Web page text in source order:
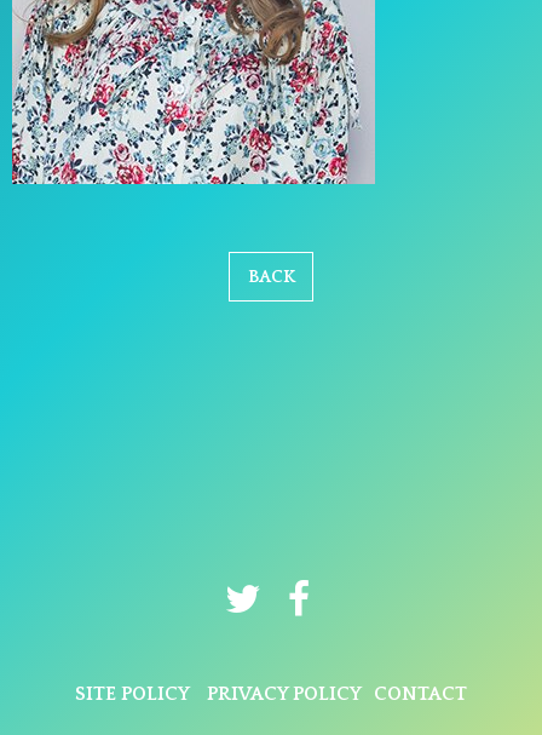
BACK
SITE POLICY PRIVACY POLICY CONTACT